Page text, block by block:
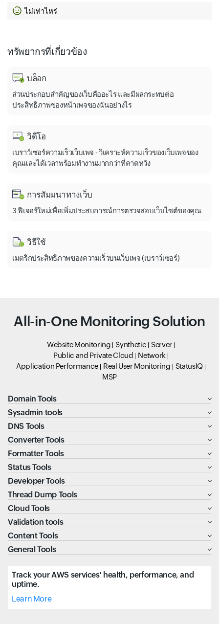
ไม่เท่าไหร่
ทรัพยากรที่เกี่ยวข้อง
บล็อก
ส่วนประกอบสำคัญของเว็บคืออะไร และมีผลกระทบต่อ
ประสิทธิภาพของหน้าเพจของฉันอย่างไร
วิดีโอ
เบราว์เซอร์ความเร็วเว็บเพจ - วิเคราะห์ความเร็วของเว็บเพจของ
คุณและได้เวลาพร้อมทำงานมากกว่าที่คาดหวัง
การสัมมนาทางเว็บ
3 ฟีเจอร์ใหม่เพื่อเพิ่มประสบการณ์การตรวจสอบเว็บไซต์ของคุณ
วิธีใช้
เมตริกประสิทธิภาพของความเร็วบนเว็บเพจ (เบราว์เซอร์)
All-in-One Monitoring Solution
Website Monitoring Synthetic
Server
Public and Private Cloud
Network
Application Performance
Real User Monitoring
StatusIQ
MSP
Domain Tools
Sysadmin tools
DNS Tools
Converter Tools
Formatter Tools
Status Tools
Developer Tools
Thread Dump Tools
Cloud Tools
Validation tools
Content Tools
General Tools
Track your AWS services' health, performance, and
uptime.
Learn More